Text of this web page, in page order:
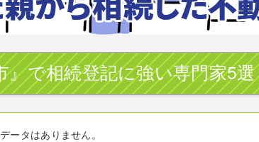
』で相続登記に強い専門家5選
ータはありません。